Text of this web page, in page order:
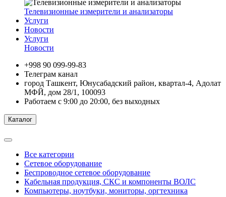
Телевизионные измерители и анализаторы
Услуги
Новости
Услуги
Новости
+998 90 099-99-83
Телеграм канал
город Ташкент, Юнусабадский район, квартал-4, Адолат
МФЙ, дом 28/1, 100093
Работаем с 9:00 до 20:00, без выходных
Каталог
Все категории
Сетевое оборудование
Беспроводное сетевое оборудование
Кабельная продукция, СКС и компоненты ВОЛС
Компьютеры, ноутбуки, мониторы, оргтехника